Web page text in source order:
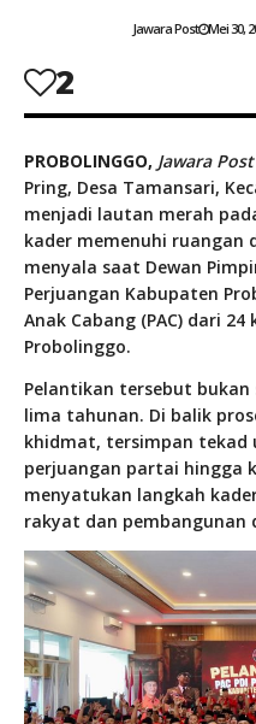
Jawara Post Mei 30,
2
PROBOLINGGO, Jawara Post
Pring, Desa Tamansari,
menjadi lautan merah
kader memenuhi ruangan
menyala saat Dewan
Perjuangan Kabupaten
Anak Cabang (PAC) dari
Probolinggo.
Pelantikan tersebut bukan
lima tahunan. Di balik
khidmat, tersimpan tekad
perjuangan partai hingga
menyatukan langkah
rakyat dan pembangunan